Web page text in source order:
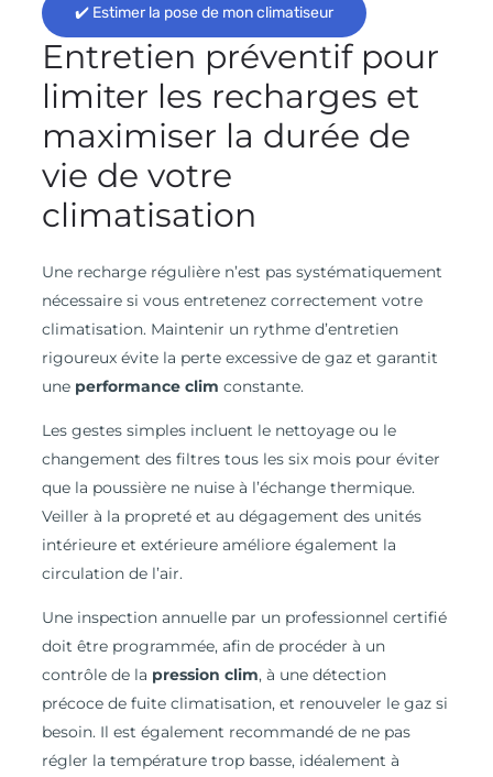
✔️ Estimer la pose de mon climatiseur
Entretien préventif pour
limiter les recharges et
maximiser la durée de
vie de votre
climatisation
Une recharge régulière n’est pas systématiquement
nécessaire si vous entretenez correctement votre
climatisation. Maintenir un rythme d’entretien
rigoureux évite la perte excessive de gaz et garantit
une performance clim constante.
Les gestes simples incluent le nettoyage ou le
changement des filtres tous les six mois pour éviter
que la poussière ne nuise à l’échange thermique.
Veiller à la propreté et au dégagement des unités
intérieure et extérieure améliore également la
circulation de l’air.
Une inspection annuelle par un professionnel certifié
doit être programmée, afin de procéder à un
contrôle de la pression clim, à une détection
précoce de fuite climatisation, et renouveler le gaz si
besoin. Il est également recommandé de ne pas
régler la température trop basse, idéalement à